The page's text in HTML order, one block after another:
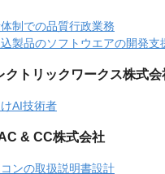
制での品質行政業務
込製品のソフトウエアの開発支
クトリックワークス株式会
AI技術者
& CC株式会社
ンの取扱説明書設計